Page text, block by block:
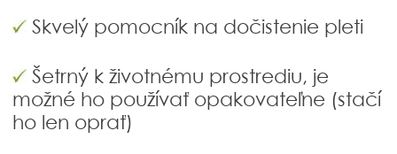
Skvelý pomocník na dočistenie pleti
Šetrný k životnému prostrediu, je
možné ho používať opakovateľne (stačí
ho len oprať)